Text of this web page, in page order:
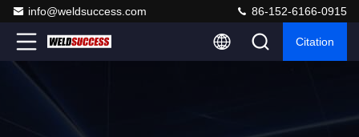
info@weldsuccess.com 86-152-6166-0915
Citation